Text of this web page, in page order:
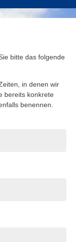
bitte das folgende
in denen wir
bereits konkrete
benennen.